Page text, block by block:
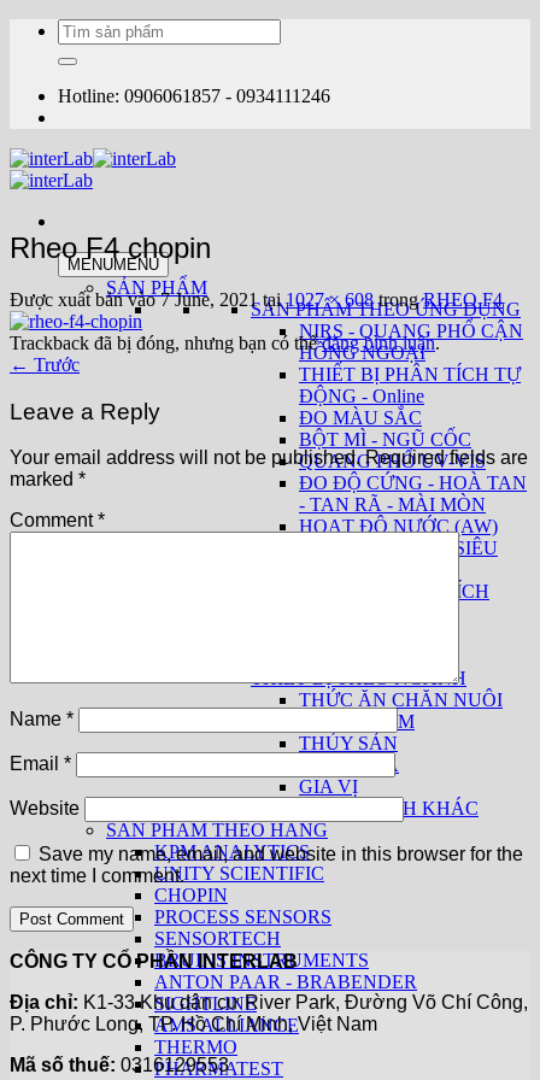
dung
Tìm
kiếm:
Hotline: 0906061857 - 0934111246
MENUMENU
SẢN PHẨM
SẢN PHẨM THEO ỨNG DỤNG
NIRS - QUANG PHỔ CẬN
HỒNG NGOẠI
THIẾT BỊ PHÂN TÍCH TỰ
ĐỘNG - Online
ĐO MÀU SẮC
BỘT MÌ - NGŨ CỐC
QUANG PHỔ UV-VIS
ĐO ĐỘ CỨNG - HOÀ TAN
- TAN RÃ - MÀI MÒN
HOẠT ĐỘ NƯỚC (AW)
MÁY LỌC NƯỚC SIÊU
THIẾT BỊ PHÂN TÍCH
THIẾT BỊ THEO NGÀNH
THỨC ĂN CHĂN NUÔI
THỰC PHẨM
THỦY SẢN
THUỐC LÁ
GIA VỊ
CÁC NGÀNH KHÁC
SẢN PHẨM THEO HÃNG
KPM ANALYTICS
UNITY SCIENTIFIC
CHOPIN
PROCESS SENSORS
SENSORTECH
BRUINS INSTRUMENTS
ANTON PAAR - BRABENDER
SIGHTLINE
AMS ALLIANCE
THERMO
PHARMATEST
Rheo F4 chopin
Được xuất bản vào7 June, 2021tại1027 × 608trongRHEO F4
Trackback đã bị đóng, nhưng bạn có thểđăng bình luận.
← Trước
Leave a Reply
Your email address will not be published. Required fields are
marked *
Comment*
Name *
Email *
Website
Save my name, email, and website in this browser for the
next time I comment.
CÔNG TY CỔ PHẦN INTERLAB
Địa chỉ: K1-33 Khu dân cư River Park, Đường Võ Chí Công,
P. Phước Long, TP. Hồ Chí Minh, Việt Nam
Mã số thuế: 0316129553